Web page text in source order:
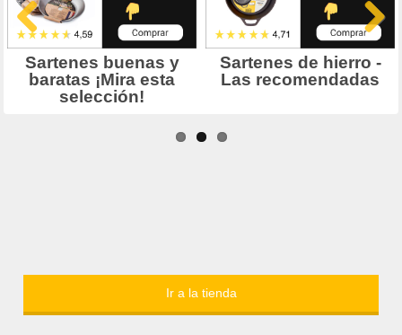
Ir a la tienda